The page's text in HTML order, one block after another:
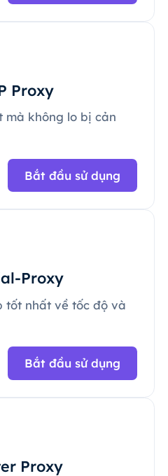
Proxy
mà không lo bị cản
Bắt đầu sử dụng
Proxy
tốt nhất về tốc độ và
Bắt đầu sử dụng
Proxy